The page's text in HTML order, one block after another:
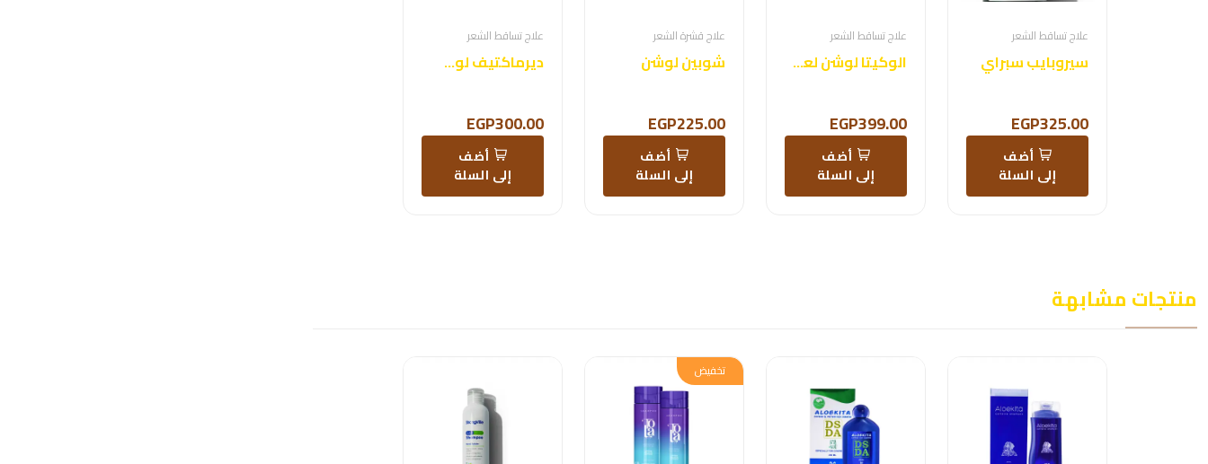
علاج تساقط الشعر
سيروبايب سبراي
EGP325.00
أضف
إلى السلة
علاج تساقط الشعر
الوكيتا لوشن لعلاج تساقط الشعر
EGP399.00
أضف
إلى السلة
علاج قشرة الشعر
شوبين لوشن
EGP225.00
أضف
إلى السلة
علاج تساقط الشعر
ديرماكتيف لوشن تساقط
EGP300.00
أضف
إلى السلة
منتجات مشابهة
تخفيض